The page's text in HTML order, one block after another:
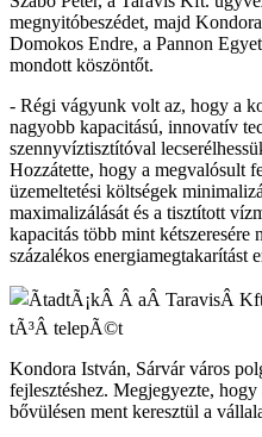
megnyitóbeszédet, majd
Domokos Endre, a Pannon
mondott köszöntőt.
- Régi vágyunk volt az, hogy a
nagyobb kapacitású, innovatív
szennyvíztisztítóval
Hozzátette, hogy a megvalósult
üzemeltetési költségek
maximalizálását és a tisztított
kapacitás több mint kétszeresére
százalékos energiamegtakarítást
Kondora István, Sárvár város
fejlesztéshez. Megjegyezte,
bővülésen ment keresztül a